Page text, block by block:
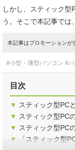
しかし、スティック
う。そこで本記事では
本記事はプロモーションが
#小型・薄型パソコン #
目次
▼ スティック型PC
▼ スティック型PC
▼ スティック型PC
▼
「スティック型